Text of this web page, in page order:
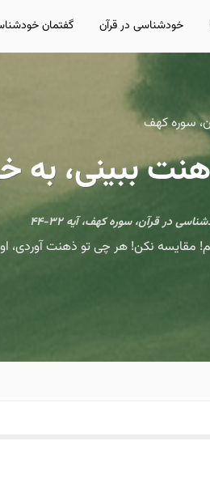
خودشناسی در قرآن گفتمان
سوره کهف
ببینی،
مقایسه نکن! هر چی تو ذهنت آوردی،